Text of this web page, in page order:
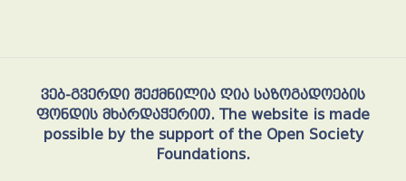
ვებ-გვერდი შექმნილია ღია საზოგადოების
ფონდის მხარდაჭერით. The website is made
possible by the support of the Open Society
Foundations.